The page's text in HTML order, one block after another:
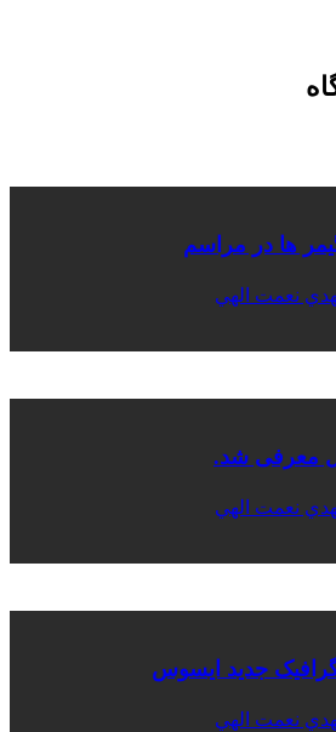
ها در مراسم
نعمت الهي
معرفی شد.
نعمت الهي
جدید ایسوس
نعمت الهي